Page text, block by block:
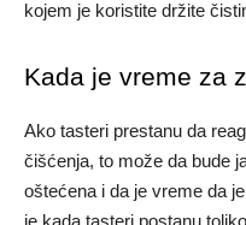
kojem je koristite držite
Kada je vreme za
Ako tasteri prestanu da
čišćenja, to može da bude
oštećena i da je vreme da
je kada tasteri postanu